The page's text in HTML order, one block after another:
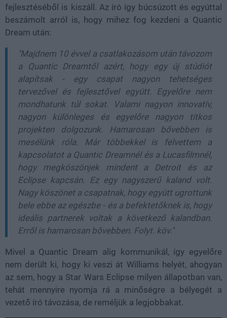
fejlesztéséből is kiszáll. Az író így búcsúzott és egyúttal
beszámolt arról is, hogy mihez fog kezdeni a Quantic
Dream után:
"Majdnem 10 évvel a csatlakozásom után távozom
a Quantic Dreamtől azért, hogy egy új stúdiót
alapítsak - egy csapat nagyon tehetséges
tervezővel és fejlesztővel együtt. Egyelőre nem
mondhatunk túl sokat. Valami nagyon innovatív,
nagyon különleges és egyelőre nagyon titkos
projekten dolgozunk. Hamarosan bővebben is
mesélünk róla. Már többekkel is felvettem a
kapcsolatot a Quantic Dreamnél és a Lucasfilmnél,
hogy megköszönjek mindent a Detroit és az
Eclipse kapcsán. Ez egy nagyszerű kaland volt.
Nagy köszönet a csapatnak, hogy együtt ugrottunk
bele ebbe az egészbe - és a befektetőknek is, hogy
ideális partnerek voltak a következő kalandban.
Erről is hamarosan bővebben. Folyt. köv."
Mivel a Quantic Dream alig kommunikál, így egyelőre
nem derült ki, hogy ki veszi át Williams helyét, ahogyan
az sem, hogy a Star Wars Eclipse milyen állapotban van,
tehát mennyire nyomja rá a minőségre a bélyegét a
vezető író távozása, de reméljük a legjobbakat.